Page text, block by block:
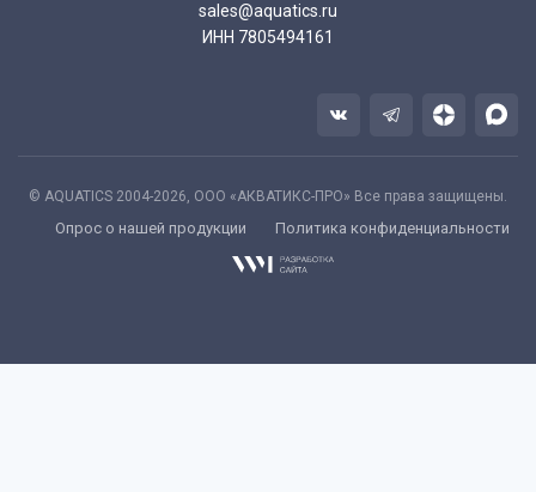
sales@aquatics.ru
ИНН 7805494161
© AQUATICS 2004-2026, ООО «АКВАТИКС-ПРО» Все права защищены.
Опрос о нашей продукции Политика конфиденциальности